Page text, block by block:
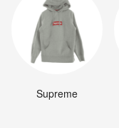
Supreme